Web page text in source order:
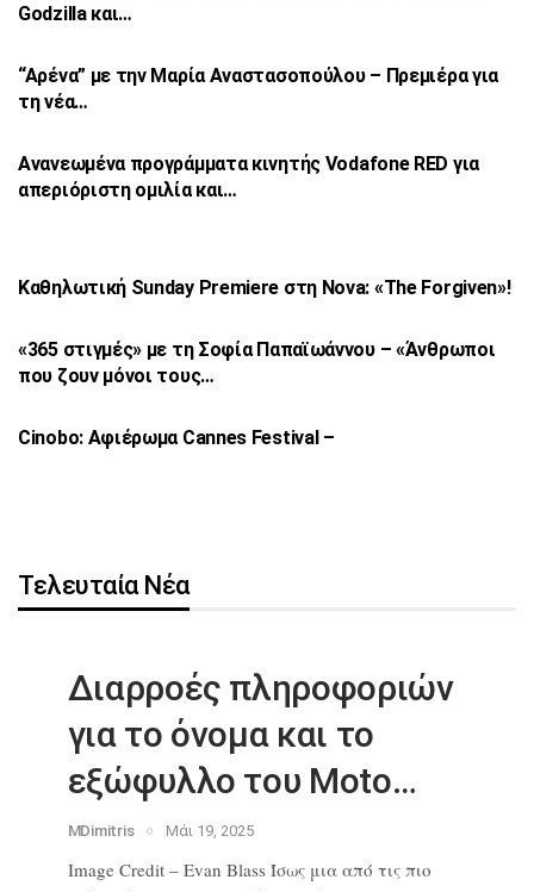
Godzilla και…
“Αρένα” με την Μαρία Αναστασοπούλου – Πρεμιέρα για
τη νέα…
Ανανεωμένα προγράμματα κινητής VodafoneRED για
απεριόριστη ομιλία και…
Καθηλωτική Sunday Premiere στη Nova: «TheForgiven»!
«365 στιγμές» με τη Σοφία Παπαϊωάννου – «Άνθρωποι
που ζουν μόνοι τους…
Cinobo: Αφιέρωμα Cannes Festival –
Τελευταία Νέα
Διαρροές πληροφοριών
για το όνομακαι το
εξώφυλλο του Moto…
MDimitris Μάι 19, 2025
Image Credit – Evan Blass Ίσως μια από τις πιο